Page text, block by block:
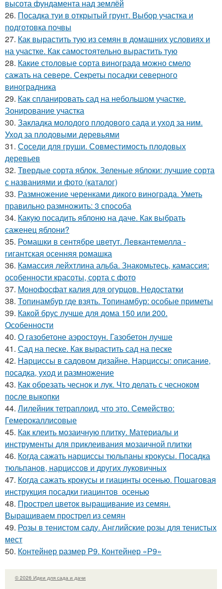
высота фундамента над землёй
26. Посадка туи в открытый грунт. Выбор участка и
подготовка почвы
27. Как вырастить тую из семян в домашних условиях и
на участке. Как самостоятельно вырастить тую
28. Какие столовые сорта винограда можно смело
сажать на севере. Секреты посадки северного
виноградника
29. Как спланировать сад на небольшом участке.
Зонирование участка
30. Закладка молодого плодового сада и уход за ним.
Уход за плодовыми деревьями
31. Соседи для груши. Совместимость плодовых
деревьев
32. Твердые сорта яблок. Зеленые яблоки: лучшие сорта
с названиями и фото (каталог)
33. Размножение черенками дикого винограда. Уметь
правильно размножить: 3 способа
34. Какую посадить яблоню на даче. Как выбрать
саженец яблони?
35. Ромашки в сентябре цветут. Левкантемелла -
гигантская осенняя ромашка
36. Камассия лейхтлина альба. Знакомьтесь, камассия:
особенности красоты, сорта с фото
37. Монофосфат калия для огурцов. Недостатки
38. Топинамбур где взять. Топинамбур: особые приметы
39. Какой брус лучше для дома 150 или 200.
Особенности
40. О газобетоне аэростоун. Газобетон лучше
41. Сад на песке. Как вырастить сад на песке
42. Нарциссы в садовом дизайне. Нарциссы: описание,
посадка, уход и размножение
43. Как обрезать чеснок и лук. Что делать с чесноком
после выкопки
44. Лилейник тетраплоид, что это. Семейство:
Гемерокаллисовые
45. Как клеить мозаичную плитку. Материалы и
инструменты для приклеивания мозаичной плитки
46. Когда сажать нарциссы тюльпаны крокусы. Посадка
тюльпанов, нарциссов и других луковичных
47. Когда сажать крокусы и гиацинты осенью. Пошаговая
инструкция посадки гиацинтов осенью
48. Прострел цветок выращивание из семян.
Выращиваем прострел из семян
49. Розы в тенистом саду. Английские розы для тенистых
мест
50. Контейнер размер P9. Контейнер «Р9»
© 2026 Идеи для сада и дачи